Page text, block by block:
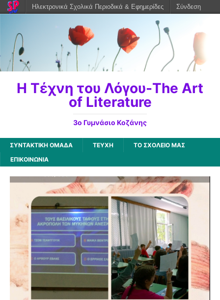
Η Τέχνη του Λόγου-The Art
of Literature
3ο Γυμνάσιο Κοζάνης
ΣΥΝΤΑΚΤΙΚΗ ΟΜΑΔΑ ΤΕΥΧΗ
ΤΟ ΣΧΟΛΕΙΟ ΜΑΣ
ΕΠΙΚΟΙΝΩΝΙΑ
Ηλεκτρονικά Σχολικά Περιοδικά & Εφημερίδες Σύνδεση